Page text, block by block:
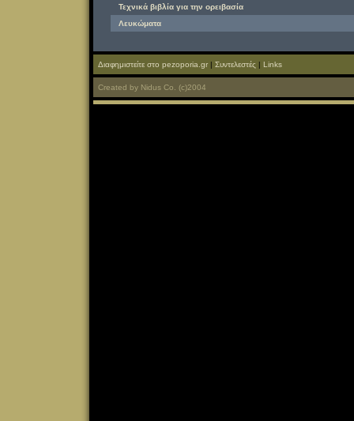
Τεχνικά βιβλία για την ορειβασία
Λευκώματα
Διαφημιστείτε στο pezoporia.gr | Συντελεστές | Links
Created by Nidus Co. (c)2004